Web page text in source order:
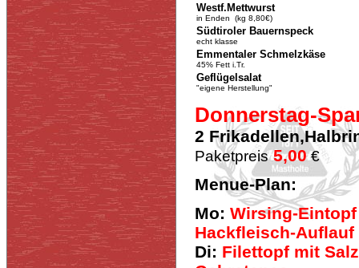
Westf.Mettwurst
in Enden (kg 8,80€)
Südtiroler Bauernspeck
echt klasse
Emmentaler Schmelzkäse
45% Fett i.Tr.
Geflügelsalat
"eigene Herstellung"
Donnerstag-
2
Paketpreis 5,00€
Menue-Plan:
Mo: Wirsing-
Hackfleisch-Auflauf
Di: Filettopf mit